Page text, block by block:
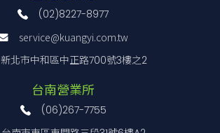
(02)8227-8977
service@kuangyi.com.tw
新北市中和區中正路700號3樓之2
台南營業所
(06)267-7755